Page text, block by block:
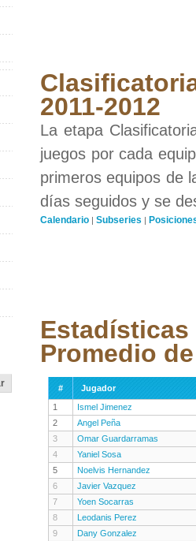
2011-2012
La etapa
juegos por cada
primeros equipos de
días seguidos y se
Calendario | Subseries |
Promedio
#
Jugador
1
Ismel Jimenez
2
Angel Peña
3
Omar Guardarramas
4
Yaniel Sosa
5
Noelvis Hernandez
6
Javier Vazquez
7
Yoen Socarras
8
Leodanis Perez
9
Dany Gonzalez